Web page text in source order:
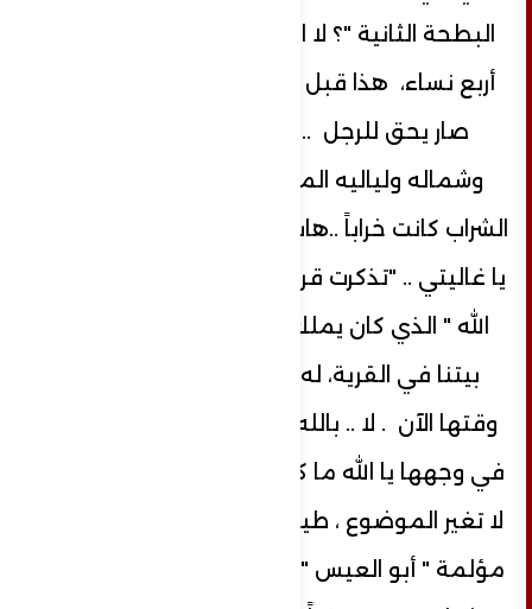
البطحة الثانية "؟ لا الثالثة ،يحق للمسلم
أربع نساء، هذا قبل فتاوى جهاد النكاح ،
صار يحق للرجل ... "ما ملكت يمينه
وشماله ولياليه المظلمة ؟! الدنيا لولا
الشراب كانت خراباً ..هاتِ الكأس واسقني ، آه
يا غاليتي .. "تذكرت قريبي أبو العيس"رحمه
الله " الذي كان يملك دكاناً صغيراً ،جانب
بيتنا في القرية، له حكاية تطول ليس
وقتها الآن . لا .. بالله عليك احكِها ، نظرت
في وجهها يا الله ما كل هذا الجمال ، قالت
لا تغير الموضوع ، طيب باختصار هي قصة
مؤلمة " أبو العيس "قريبي كان في ريعان